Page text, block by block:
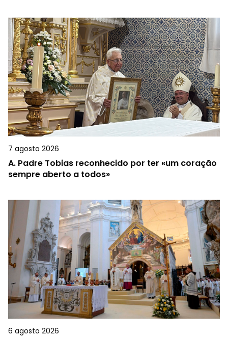
7 agosto 2026
A. Padre Tobias reconhecido por ter «um coração
sempre aberto a todos»
6 agosto 2026